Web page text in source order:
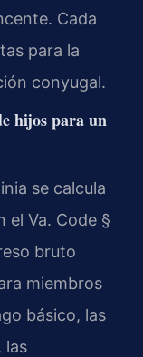
Cada
para la
conyugal.
hijos para un
se calcula
el Va. Code §
bruto
miembros
básico, las
las